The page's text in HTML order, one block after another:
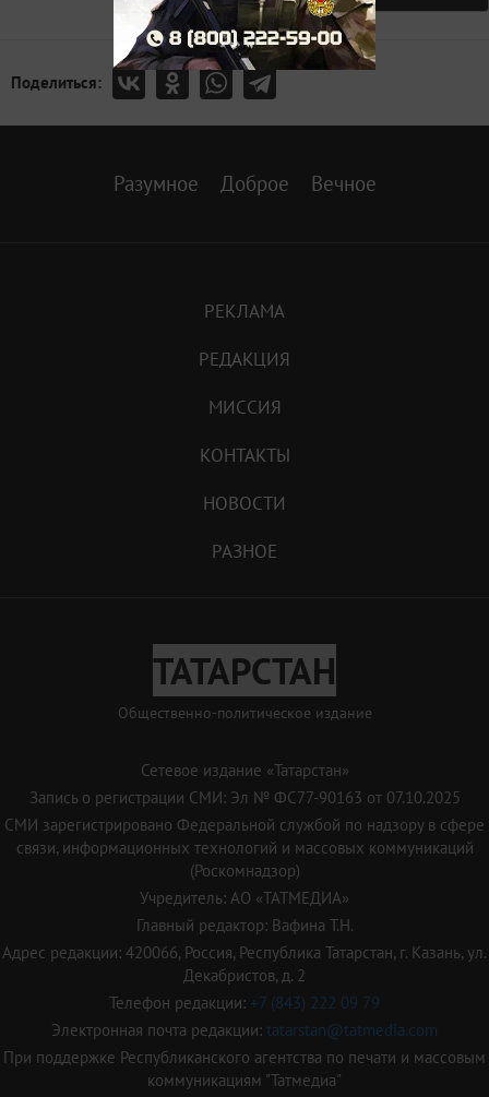
Поделиться:
Разумное Доброе Вечное
РЕКЛАМА
РЕДАКЦИЯ
МИССИЯ
КОНТАКТЫ
НОВОСТИ
РАЗНОЕ
ТАТАРСТАН
Общественно-политическое издание
Сетевое издание «Татарстан»
Запись о регистрации СМИ: Эл № ФС77-90163 от 07.10.2025
СМИ зарегистрировано Федеральной службой по надзору в сфере
связи, информационных технологий и массовых коммуникаций
(Роскомнадзор)
Учредитель: АО «ТАТМЕДИА»
Главный редактор: Вафина Т.Н.
Адрес редакции: 420066, Россия, Республика Татарстан, г. Казань, ул.
Декабристов, д. 2
Телефон редакции: +7 (843) 222 09 79
Электронная почта редакции: tatarstan@tatmedia.com
При поддержке Республиканского агентства по печати и массовым
коммуникациям "Татмедиа"